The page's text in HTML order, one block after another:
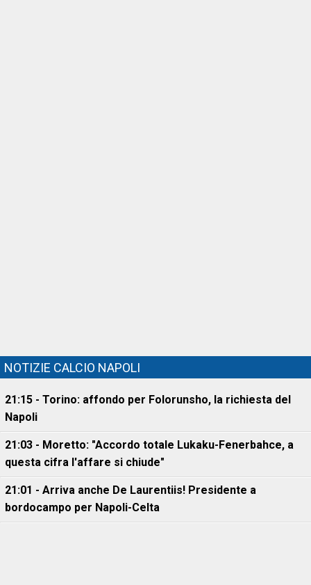
NOTIZIE CALCIO NAPOLI
21:15 - Torino: affondo per Folorunsho, la richiesta del
Napoli
21:03 - Moretto: "Accordo totale Lukaku-Fenerbahce, a
questa cifra l'affare si chiude"
21:01 - Arriva anche De Laurentiis! Presidente a
bordocampo per Napoli-Celta